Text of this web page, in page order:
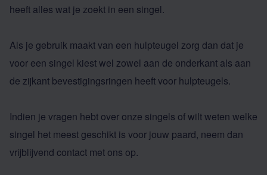
heeft alles wat je zoekt in een singel.
Als je gebruik maakt van een hulpteugel zorg dan dat je
voor een singel kiest wel zowel aan de onderkant als aan
de zijkant bevestigingsringen heeft voor hulpteugels.
Indien je vragen hebt over onze singels of wilt weten welke
singel het meest geschikt is voor jouw paard, neem dan
vrijblijvend contact met ons op.